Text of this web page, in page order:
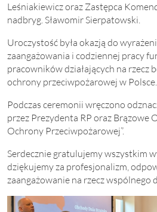
Leśniakiewicz oraz Zastępca
nadbryg. Sławomir Sierpatowski.
Uroczystość była okazją do
zaangażowania i codziennej pracy
pracowników działających na rzecz
ochrony przeciwpożarowej w Polsce.
Podczas ceremonii wręczono
przez Prezydenta RP oraz Brązowe
Ochrony Przeciwpożarowej”.
Serdecznie gratulujemy wszystkim
dziękujemy za profesjonalizm,
zaangażowanie na rzecz wspólnego